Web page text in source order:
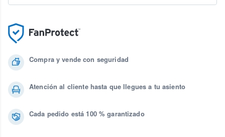
Compra y vende con seguridad
Atención al cliente hasta que llegues a tu asiento
Cada pedido está 100 % garantizado